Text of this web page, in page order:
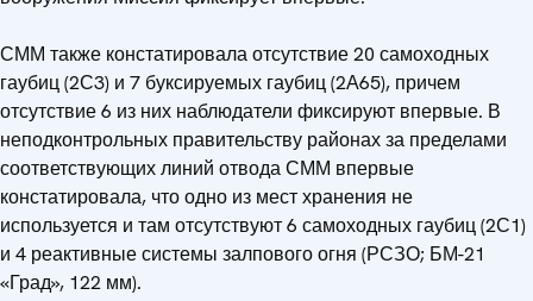
СММ также констатировала отсутствие 20 самоходных
гаубиц (2С3) и 7 буксируемых гаубиц (2А65), причем
отсутствие 6 из них наблюдатели фиксируют впервые. В
неподконтрольных правительству районах за пределами
соответствующих линий отвода СММ впервые
констатировала, что одно из мест хранения не
используется и там отсутствуют 6 самоходных гаубиц (2С1)
и 4 реактивные системы залпового огня (РСЗО; БМ-21
«Град», 122 мм).